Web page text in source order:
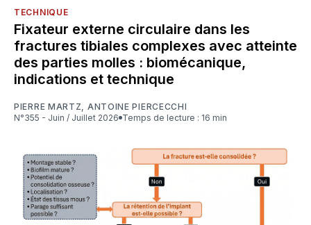
TECHNIQUE
Fixateur externe circulaire dans les
fractures tibiales complexes avec atteinte
des parties molles : biomécanique,
indications et technique
PIERRE MARTZ
ANTOINE PIERCECCHI
N°355 - Juin / Juillet 2026
Temps de lecture : 16 min